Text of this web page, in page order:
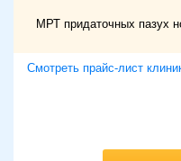
МРТ придаточных пазух
Смотреть прайс-лист